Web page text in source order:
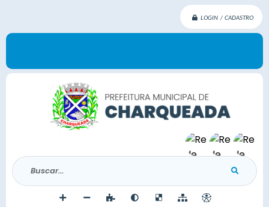
LOGIN / CADASTRO
Buscar...